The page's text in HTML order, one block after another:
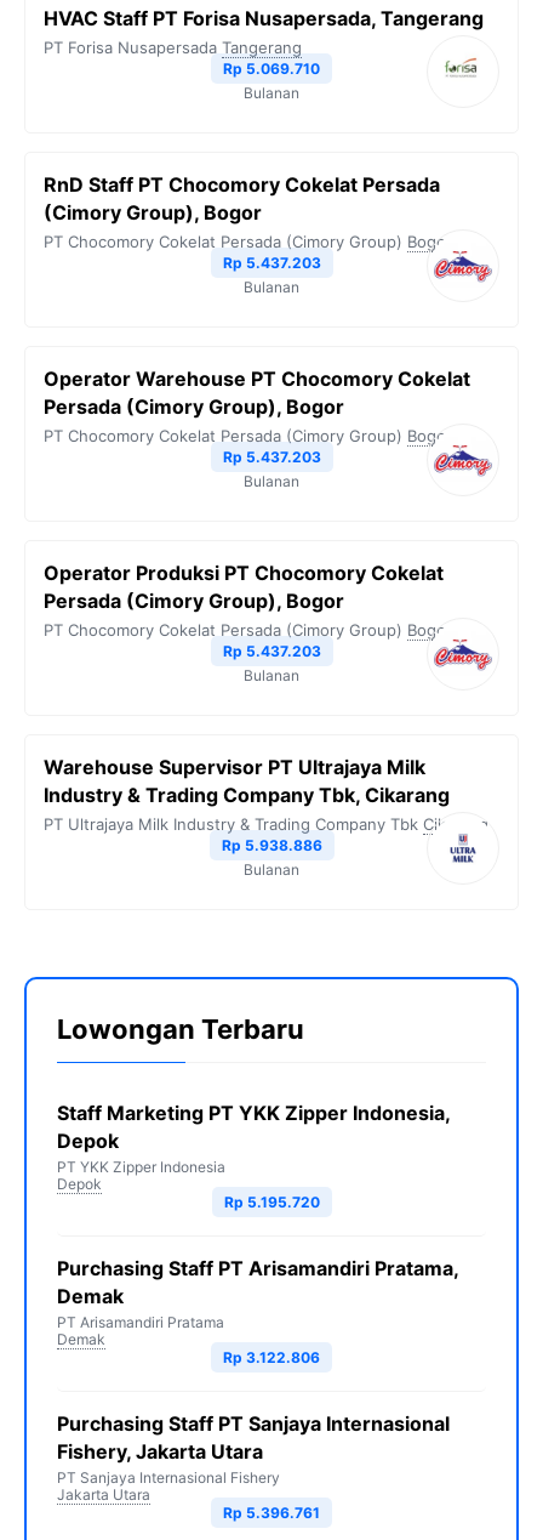
HVAC Staff PT Forisa Nusapersada, Tangerang
PT Forisa Nusapersada Tangerang
Rp 5.069.710
Bulanan
RnD Staff PT Chocomory Cokelat Persada
(Cimory Group), Bogor
PT Chocomory Cokelat Persada (Cimory Group) Bogor
Rp 5.437.203
Bulanan
Operator Warehouse PT Chocomory Cokelat
Persada (Cimory Group), Bogor
PT Chocomory Cokelat Persada (Cimory Group) Bogor
Rp 5.437.203
Bulanan
Operator Produksi PT Chocomory Cokelat
Persada (Cimory Group), Bogor
PT Chocomory Cokelat Persada (Cimory Group) Bogor
Rp 5.437.203
Bulanan
Warehouse Supervisor PT Ultrajaya Milk
Industry & Trading Company Tbk, Cikarang
PT Ultrajaya Milk Industry & Trading Company Tbk Cikarang
Rp 5.938.886
Bulanan
Lowongan Terbaru
Staff Marketing PT YKK Zipper Indonesia,
Depok
PT YKK Zipper Indonesia
Depok
Rp 5.195.720
Purchasing Staff PT Arisamandiri Pratama,
Demak
PT Arisamandiri Pratama
Demak
Rp 3.122.806
Purchasing Staff PT Sanjaya Internasional
Fishery, Jakarta Utara
PT Sanjaya Internasional Fishery
Jakarta Utara
Rp 5.396.761